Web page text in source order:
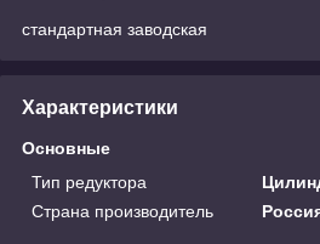
стандартная заводская
Характеристики
Основные
Тип редуктора
Страна производитель